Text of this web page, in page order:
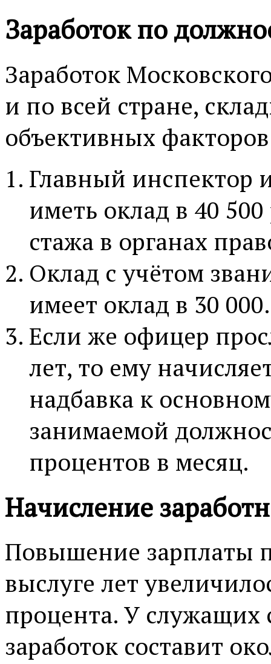
Заработок по
Заработок
и по всей стране,
объективных
Главный инспектор
иметь оклад в 40
стажа в органах
Оклад с учётом
имеет оклад в 30
Если же офицер
лет, то ему
надбавка к
занимаемой
процентов в месяц.
Начисление
Повышение зарплаты
выслуге лет
процента. У служащих
заработок составит